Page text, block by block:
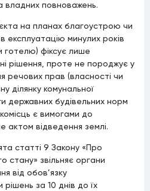
владних повноважень.
на планах благоустрою чи
експлуатацію минулих років
готелю) фіксує лише
рішення, проте не породжує у
речових прав (власності чи
ділянку комунальної
державних будівельних норм
є вимогами до
актом відведення землі.
9 Закону «Про
стану» звільняє органи
від обов’язку
за 10 днів до їх